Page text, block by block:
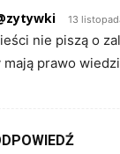
13
nie piszą o
mają prawo